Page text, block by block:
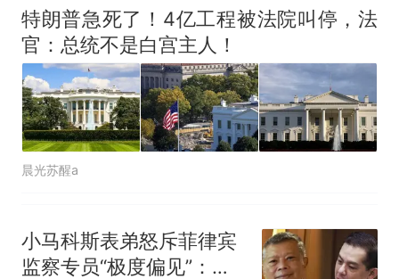
特朗普急死了！4亿工程被法院叫停，法
官：总统不是白宫主人！
晨光苏醒a
小马科斯表弟怒斥菲律宾
监察专员“极度偏见”：否